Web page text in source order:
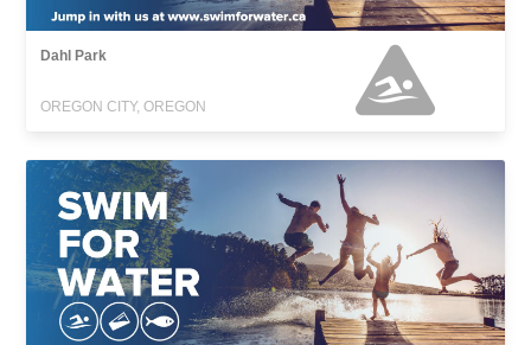
Dahl Park
OREGON CITY, OREGON